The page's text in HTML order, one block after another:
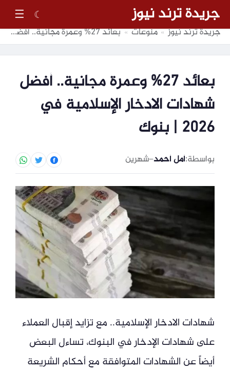
جريدة ترند نيوز ☾
☰
جريدة ترند نيوز » منوعات » بعائد 27% وعمرة مجانية.. أفضل شهادات الادخار الإسلامية في 2026 | بنوك
بعائد 27% وعمرة مجانية.. أفضل
شهادات الادخار الإسلامية في
2026 | بنوك
بواسطة:أمل أحمد–شهرين
شهادات الادخار الإسلامية.. مع تزايد إقبال العملاء
على شهادات الإدخار في البنوك، تساءل البعض
أيضاً عن الشهادات المتوافقة مع أحكام الشريعة